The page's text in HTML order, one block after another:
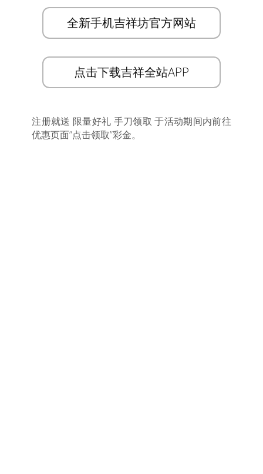
全新手机吉祥坊官方网站
点击下载吉祥全站APP
注册就送 限量好礼 手刀领取 于活动期间内前往
优惠页面”点击领取”彩金。